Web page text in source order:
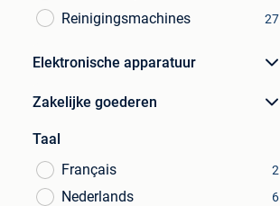
Reinigingsmachines
27
Elektronische apparatuur
Zakelijke goederen
Taal
Français
2
Nederlands 6